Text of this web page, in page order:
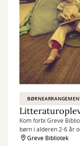
Kom forbi Greve
børn i alderen 2-6 år
litteraturoplevelse.
Greve Bibliotek